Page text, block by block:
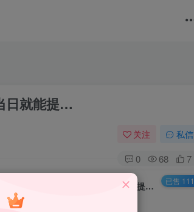
日就能提…
关注 私信
0 68 7
利润200+，简单0成本，当日就能提… 已售 111